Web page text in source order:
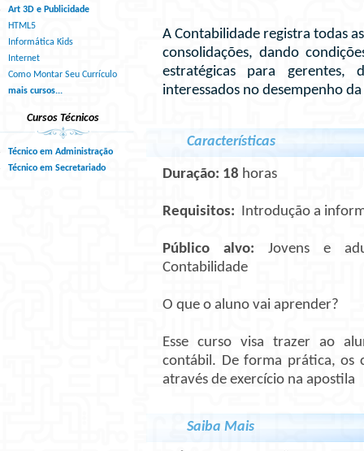
Art 3D e Publicidade
HTML5
Informática Kids
Internet
Como Montar Seu Currículo
mais cursos...
Cursos Técnicos
Técnico em Administração
Técnico em Secretariado
A Contabilidade registra todas
consolidações, dando
estratégicas para gerentes,
interessados no desempenho
Características
Duração: 18 horas
Requisitos: Introdução a
Público alvo: Jovens e
Contabilidade
O que o aluno vai aprender?
Esse curso visa trazer ao
contábil. De forma prática, os
através de exercício na apostila
Saiba Mais